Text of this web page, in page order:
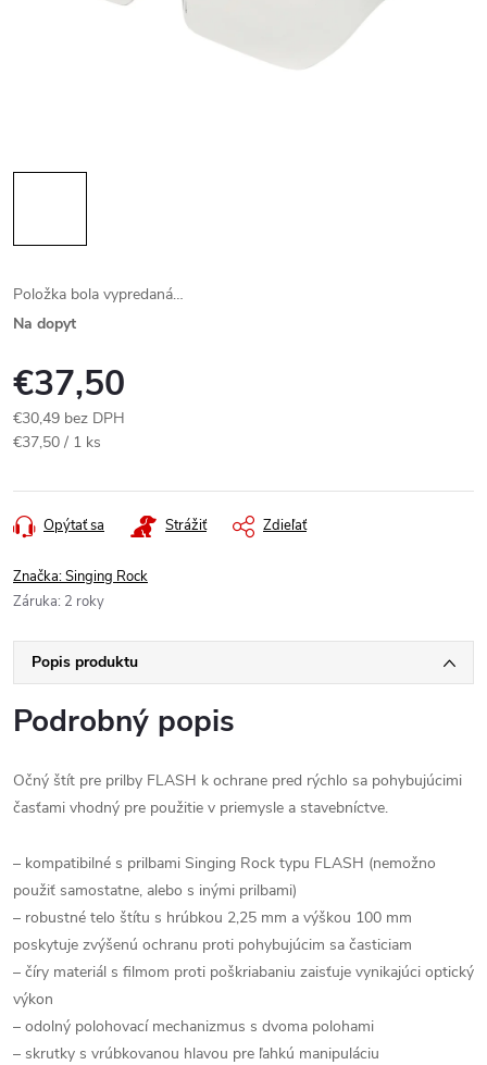
Položka bola vypredaná…
Na dopyt
€37,50
€30,49 bez DPH
Jednotková
€37,50 / 1 ks
Opýtať sa Strážiť Zdieľať
Značka:Singing Rock
Záruka: 2 roky
Popis produktu
Podrobný popis
Očný štít pre prilby FLASH k ochrane pred rýchlo sa pohybujúcimi
časťami vhodný pre použitie v priemysle a stavebníctve.
– kompatibilné s prilbami Singing Rock typu FLASH (nemožno
použiť samostatne, alebo s inými prilbami)
– robustné telo štítu s hrúbkou 2,25 mm a výškou 100 mm
poskytuje zvýšenú ochranu proti pohybujúcim sa časticiam
– číry materiál s filmom proti poškriabaniu zaisťuje vynikajúci optický
výkon
– odolný polohovací mechanizmus s dvoma polohami
– skrutky s vrúbkovanou hlavou pre ľahkú manipuláciu